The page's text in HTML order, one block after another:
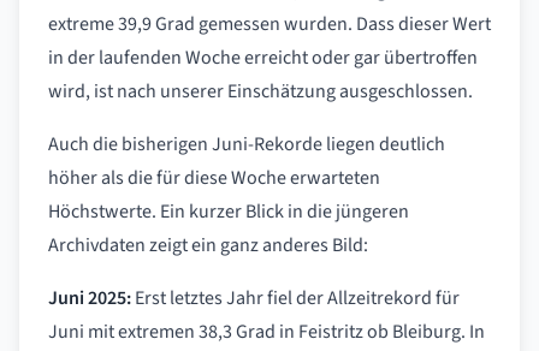
extreme 39,9 Grad gemessen wurden. Dass dieser Wert
in der laufenden Woche erreicht oder gar übertroffen
wird, ist nach unserer Einschätzung ausgeschlossen.
Auch die bisherigen Juni-Rekorde liegen deutlich
höher als die für diese Woche erwarteten
Höchstwerte. Ein kurzer Blick in die jüngeren
Archivdaten zeigt ein ganz anderes Bild:
Juni 2025:Erst letztes Jahr fiel der Allzeitrekord für
Juni mit extremen 38,3 Grad in Feistritz ob Bleiburg. In